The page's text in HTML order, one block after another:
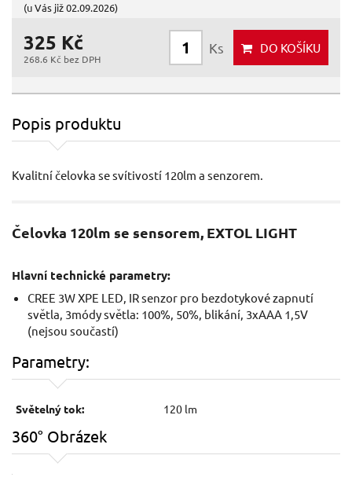
(u Vás již 02.09.2026)
325 Kč
268.6 Kč bez DPH
Ks DO KOŠÍKU
Popis produktu
Kvalitní čelovka se svítivostí 120lm a senzorem.
Čelovka 120lm se sensorem, EXTOL LIGHT
Hlavní technické parametry:
CREE 3W XPE LED, IR senzor pro bezdotykové zapnutí
světla, 3módy světla: 100%, 50%, blikání, 3xAAA 1,5V
(nejsou součastí)
Parametry:
Světelný tok: 120 lm
360° Obrázek